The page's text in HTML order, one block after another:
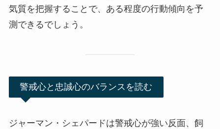
気質を把握することで、ある程度の行動傾向を予
測できるでしょう。
警戒心と忠誠心のバランスを読む
ジャーマン・シェパードは警戒心が強い反面、飼